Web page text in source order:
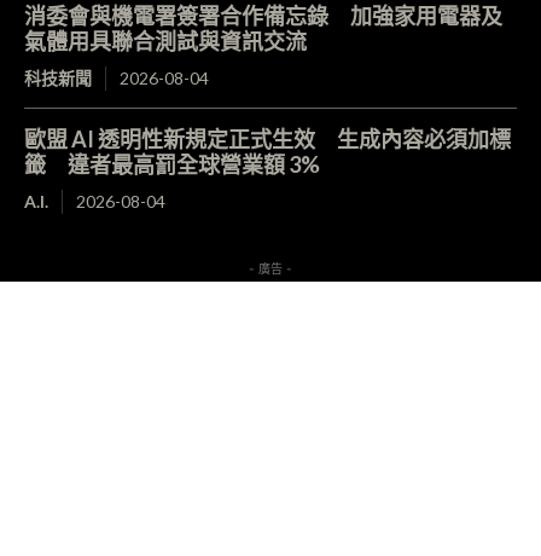
消委會與機電署簽署合作備忘錄 加強家用電器及
氣體用具聯合測試與資訊交流
科技新聞 2026-08-04
歐盟 AI 透明性新規定正式生效 生成內容必須加標
籤 違者最高罰全球營業額 3%
A.I. 2026-08-04
- 廣告 -